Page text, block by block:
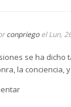
conpriegoel Lun,
se ha
la conciencia,